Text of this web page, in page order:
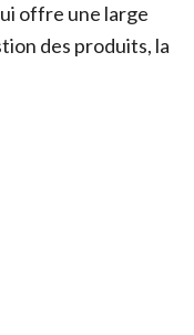
offre une large
des produits, la